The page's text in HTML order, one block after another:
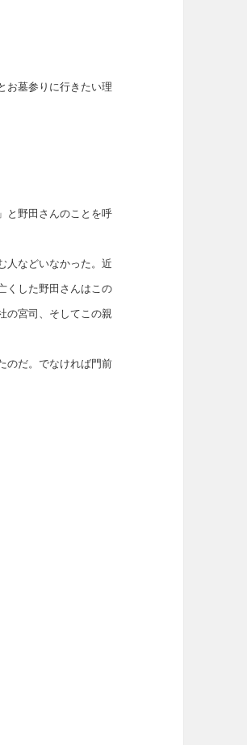
お墓参りに行きたい理
と野田さんのことを呼
人などいなかった。近
くした野田さんはこの
の宮司、そしてこの親
のだ。でなければ門前